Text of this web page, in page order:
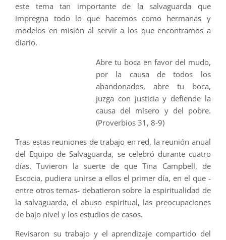
este tema tan importante de la salvaguarda que
impregna todo lo que hacemos como hermanas y
modelos en misión al servir a los que encontramos a
diario.
Abre tu boca en favor del mudo,
por la causa de todos los
abandonados, abre tu boca,
juzga con justicia y defiende la
causa del mísero y del pobre.
(Proverbios 31, 8-9)
Tras estas reuniones de trabajo en red, la reunión anual
del Equipo de Salvaguarda, se celebró durante cuatro
días. Tuvieron la suerte de que Tina Campbell, de
Escocia, pudiera unirse a ellos el primer día, en el que -
entre otros temas- debatieron sobre la espiritualidad de
la salvaguarda, el abuso espiritual, las preocupaciones
de bajo nivel y los estudios de casos.
Revisaron su trabajo y el aprendizaje compartido del